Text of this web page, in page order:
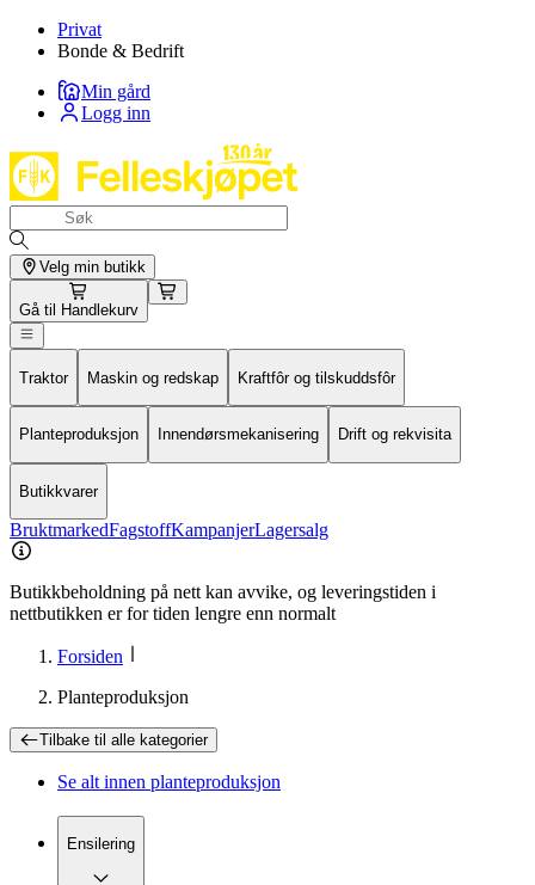
Privat
Bonde & Bedrift
Min gård
Logg inn
Velg min butikk
Gå til Handlekurv
Traktor Maskin og redskap Kraftfôr og tilskuddsfôr
Planteproduksjon Innendørsmekanisering Drift og rekvisita
Butikkvarer
BruktmarkedFagstoffKampanjerLagersalg
Butikkbeholdning på nett kan avvike, og leveringstiden i
nettbutikken er for tiden lengre enn normalt
Forsiden
Planteproduksjon
Tilbake til alle kategorier
Se alt innen planteproduksjon
Ensilering